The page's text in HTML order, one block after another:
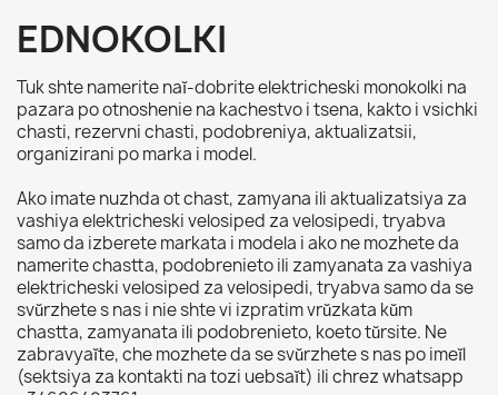
EDNOKOLKI
Tuk shte namerite naĭ-dobrite elektricheski monokolki na
pazara po otnoshenie na kachestvo i tsena, kakto i vsichki
chasti, rezervni chasti, podobreniya, aktualizatsii,
organizirani po marka i model.
Ako imate nuzhda ot chast, zamyana ili aktualizatsiya za
vashiya elektricheski velosiped za velosipedi, tryabva
samo da izberete markata i modela i ako ne mozhete da
namerite chastta, podobrenieto ili zamyanata za vashiya
elektricheski velosiped za velosipedi, tryabva samo da se
svŭrzhete s nas i nie shte vi izpratim vrŭzkata kŭm
chastta, zamyanata ili podobrenieto, koeto tŭrsite. Ne
zabravyaĭte, che mozhete da se svŭrzhete s nas po imeĭl
(sektsiya za kontakti na tozi uebsaĭt) ili chrez whatsapp